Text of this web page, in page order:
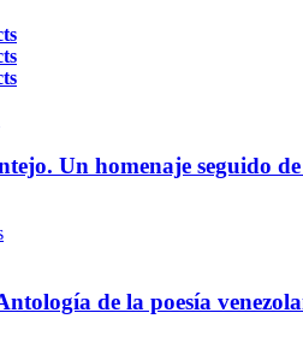
Un homenaje seguido de
de la poesía